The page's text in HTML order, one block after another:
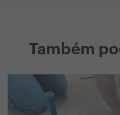
Também